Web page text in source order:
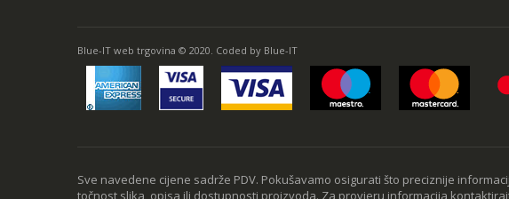
Blue-IT web trgovina © 2020. Coded by Blue-IT
Sve navedene cijene sadrže PDV. Pokušavamo osigurati što preciznije
točnost slika, opisa ili dostupnosti proizvoda. Za provjeru informacija